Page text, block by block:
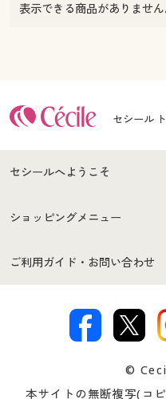
表示できる商品がありません
セシール
セシールへようこそ
はじめての方へ
セシールご利用規約
著作権・商標について
ショッピングメニュー
商品カテゴリ
プレゼント＆キャンペーン
ご利用ガイド・お問い合わせ
交換・返品は
©
本サイトの無断複写(コ